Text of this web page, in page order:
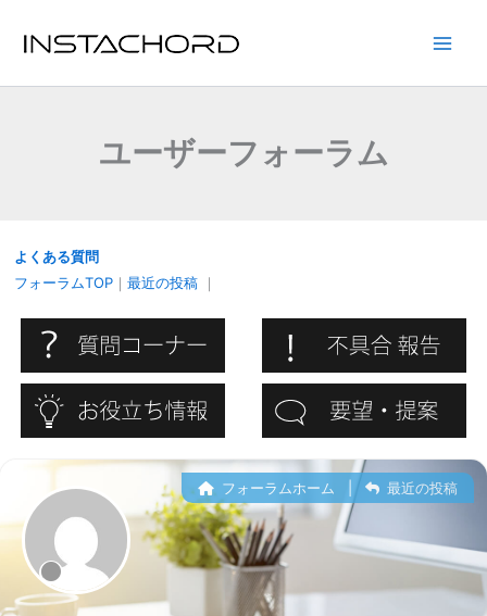
ユーザーフォーラム
よくある質問
フォーラムTOP ｜ 最近の投稿 ｜
フォーラムホーム 最近の投稿